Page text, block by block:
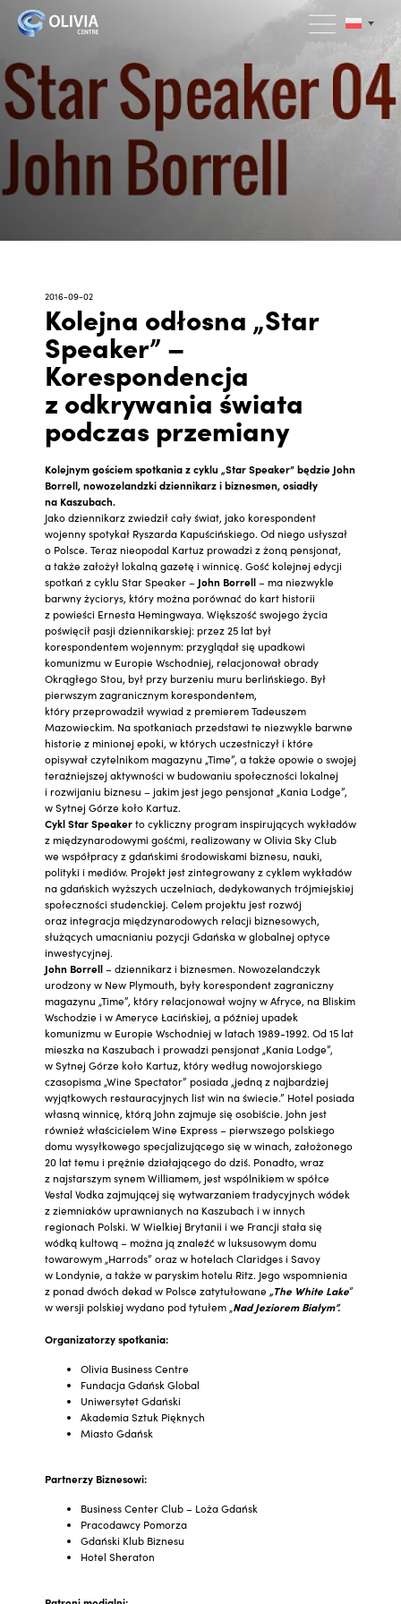
2016-09-02
Kolejna odłosna „Star
Speaker” –
Korespondencja
z odkrywania świata
podczas przemiany
Kolejnym gościem spotkania z cyklu „Star Speaker” będzie John
Borrell, nowozelandzki dziennikarz i biznesmen, osiadły
na Kaszubach.
Jako dziennikarz zwiedził cały świat, jako korespondent
wojenny spotykał Ryszarda Kapuścińskiego. Od niego usłyszał
o Polsce. Teraz nieopodal Kartuz prowadzi z żoną pensjonat,
a także założył lokalną gazetę i winnicę. Gość kolejnej edycji
spotkań z cyklu Star Speaker – John Borrell– ma niezwykle
barwny życiorys, który można porównać do kart historii
z powieści Ernesta Hemingwaya. Większość swojego życia
poświęcił pasji dziennikarskiej: przez 25 lat był
korespondentem wojennym: przyglądał się upadkowi
komunizmu w Europie Wschodniej, relacjonował obrady
Okrągłego Stou, był przy burzeniu muru berlińskiego. Był
pierwszym zagranicznym korespondentem,
który przeprowadził wywiad z premierem Tadeuszem
Mazowieckim. Na spotkaniach przedstawi te niezwykle barwne
historie z minionej epoki, w których uczestniczył i które
opisywał czytelnikom magazynu „Time”, a także opowie o swojej
teraźniejszej aktywności w budowaniu społeczności lokalnej
i rozwijaniu biznesu – jakim jest jego pensjonat „Kania Lodge”,
w Sytnej Górze koło Kartuz.
Cykl Star Speakerto cykliczny program inspirujących wykładów
z międzynarodowymi gośćmi, realizowany w Olivia Sky Club
we współpracy z gdańskimi środowiskami biznesu, nauki,
polityki i mediów. Projekt jest zintegrowany z cyklem wykładów
na gdańskich wyższych uczelniach, dedykowanych trójmiejskiej
społeczności studenckiej. Celem projektu jest rozwój
oraz integracja międzynarodowych relacji biznesowych,
służących umacnianiu pozycji Gdańska w globalnej optyce
inwestycyjnej.
John Borrell– dziennikarz i biznesmen. Nowozelandczyk
urodzony w New Plymouth, były korespondent zagraniczny
magazynu „Time”, który relacjonował wojny w Afryce, na Bliskim
Wschodzie i w Ameryce Łacińskiej, a później upadek
komunizmu w Europie Wschodniej w latach 1989-1992. Od 15 lat
mieszka na Kaszubach i prowadzi pensjonat „Kania Lodge”,
w Sytnej Górze koło Kartuz, który według nowojorskiego
czasopisma „Wine Spectator” posiada „jedną z najbardziej
wyjątkowych restauracyjnych list win na świecie.” Hotel posiada
własną winnicę, którą John zajmuje się osobiście. John jest
również właścicielem Wine Express – pierwszego polskiego
domu wysyłkowego specjalizującego się w winach, założonego
20 lat temu i prężnie działającego do dziś. Ponadto, wraz
z najstarszym synem Williamem, jest wspólnikiem w spółce
Vestal Vodka zajmującej się wytwarzaniem tradycyjnych wódek
z ziemniaków uprawnianych na Kaszubach i w innych
regionach Polski. W Wielkiej Brytanii i we Francji stała się
wódką kultową – można ją znaleźć w luksusowym domu
towarowym „Harrods” oraz w hotelach Claridges i Savoy
w Londynie, a także w paryskim hotelu Ritz. Jego wspomnienia
z ponad dwóch dekad w Polsce zatytułowane „The White Lake”
w wersji polskiej wydano pod tytułem „Nad Jeziorem Białym”.
Organizatorzy spotkania:
Olivia Business Centre
Fundacja Gdańsk Global
Uniwersytet Gdański
Akademia Sztuk Pięknych
Miasto Gdańsk
Partnerzy Biznesowi:
Business Center Club – Loża Gdańsk
Pracodawcy Pomorza
Gdański Klub Biznesu
Hotel Sheraton